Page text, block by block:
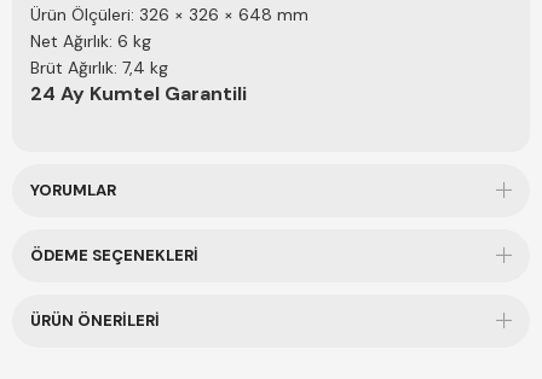
Ürün Ölçüleri: 326 × 326 × 648 mm
Net Ağırlık: 6 kg
Brüt Ağırlık: 7,4 kg
24 Ay Kumtel Garantili
YORUMLAR
ÖDEME SEÇENEKLERI
ÜRÜN ÖNERILERI